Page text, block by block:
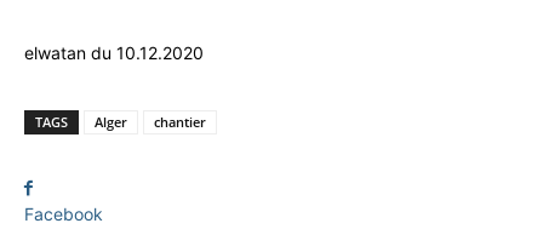
elwatan du 10.12.2020
TAGS Alger chantier
Facebook